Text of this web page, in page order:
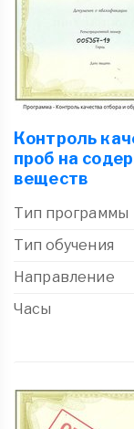
Контроль
проб на
веществ
Тип программы
Тип обучения
Направление
Часы